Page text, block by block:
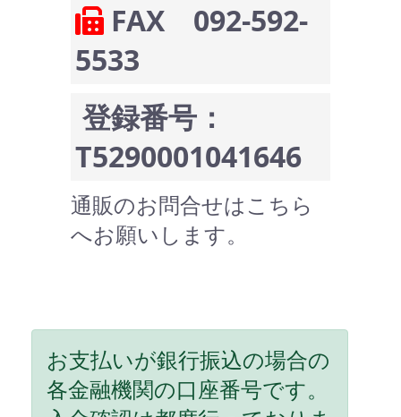
FAX 092-592-
5533
登録番号：
T5290001041646
通販のお問合せはこちら
へお願いします。
お支払いが銀行振込の場合の
各金融機関の口座番号です。